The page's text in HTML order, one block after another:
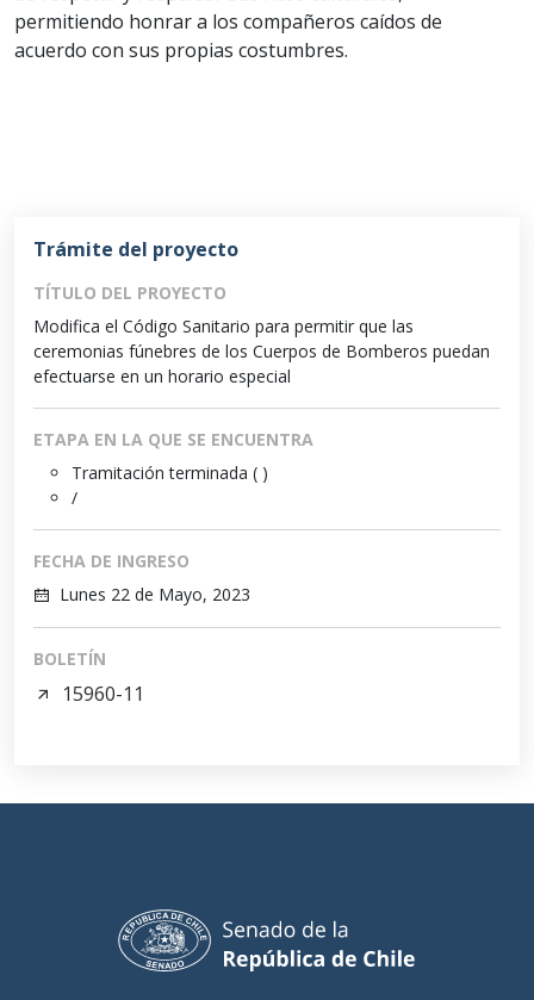
permitiendo honrar a los compañeros caídos de
acuerdo con sus propias costumbres.
Trámite del proyecto
TÍTULO DEL PROYECTO
Modifica el Código Sanitario para permitir que las
ceremonias fúnebres de los Cuerpos de Bomberos puedan
efectuarse en un horario especial
ETAPA EN LA QUE SE ENCUENTRA
Tramitación terminada ( )
/
FECHA DE INGRESO
Lunes 22 de Mayo, 2023
BOLETÍN
15960-11